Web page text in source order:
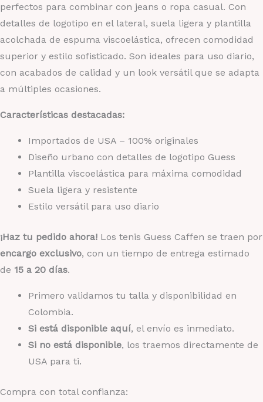
perfectos para combinar con jeans o ropa casual. Con
detalles de logotipo en el lateral, suela ligera y plantilla
acolchada de espuma viscoelástica, ofrecen comodidad
superior y estilo sofisticado. Son ideales para uso diario,
con acabados de calidad y un look versátil que se adapta
a múltiples ocasiones.
Características destacadas:
Importados de USA – 100% originales
Diseño urbano con detalles de logotipo Guess
Plantilla viscoelástica para máxima comodidad
Suela ligera y resistente
Estilo versátil para uso diario
¡Haz tu pedido ahora! Los tenis Guess Caffen se traen por
encargo exclusivo, con un tiempo de entrega estimado
de 15 a 20 días.
Primero validamos tu talla y disponibilidad en
Colombia.
Si está disponible aquí, el envío es inmediato.
Si no está disponible, los traemos directamente de
USA para ti.
Compra con total confianza: